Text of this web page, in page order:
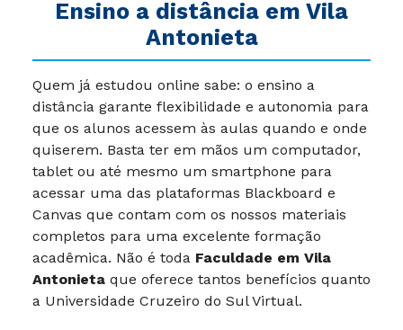
Ensino a distância em Vila
Antonieta
Quem já estudou online sabe: o ensino a
distância garante flexibilidade e autonomia para
que os alunos acessem às aulas quando e onde
quiserem. Basta ter em mãos um computador,
tablet ou até mesmo um smartphone para
acessar uma das plataformas Blackboard e
Canvas que contam com os nossos materiais
completos para uma excelente formação
acadêmica. Não é toda Faculdade em Vila
Antonieta que oferece tantos benefícios quanto
a Universidade Cruzeiro do Sul Virtual.